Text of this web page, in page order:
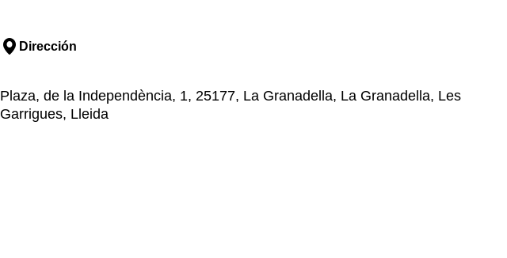
Dirección
Plaza, de la Independència, 1, 25177, La Granadella, La Granadella, Les
Garrigues, Lleida